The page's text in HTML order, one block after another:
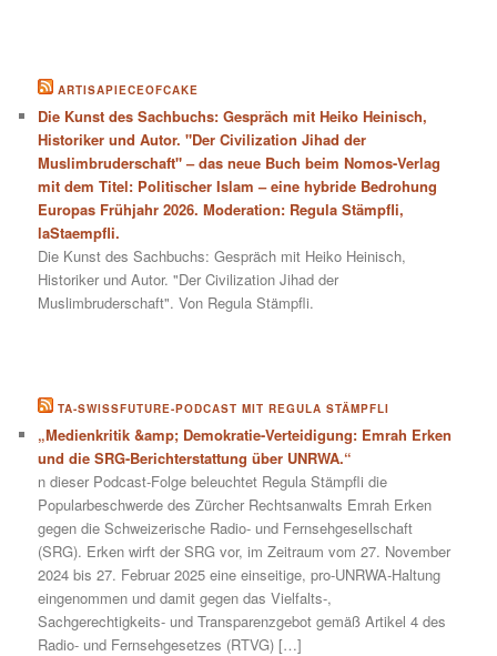
ARTISAPIECEOFCAKE
Die Kunst des Sachbuchs: Gespräch mit Heiko Heinisch,
Historiker und Autor. "Der Civilization Jihad der
Muslimbruderschaft" – das neue Buch beim Nomos-Verlag
mit dem Titel: Politischer Islam – eine hybride Bedrohung
Europas Frühjahr 2026. Moderation: Regula Stämpfli,
laStaempfli.
Die Kunst des Sachbuchs: Gespräch mit Heiko Heinisch,
Historiker und Autor. "Der Civilization Jihad der
Muslimbruderschaft". Von Regula Stämpfli.
TA-SWISSFUTURE-PODCAST MIT REGULA STÄMPFLI
„Medienkritik &amp; Demokratie-Verteidigung: Emrah Erken
und die SRG-Berichterstattung über UNRWA.“
n dieser Podcast-Folge beleuchtet Regula Stämpfli die
Popularbeschwerde des Zürcher Rechtsanwalts Emrah Erken
gegen die Schweizerische Radio- und Fernsehgesellschaft
(SRG). Erken wirft der SRG vor, im Zeitraum vom 27. November
2024 bis 27. Februar 2025 eine einseitige, pro-UNRWA-Haltung
eingenommen und damit gegen das Vielfalts-,
Sachgerechtigkeits- und Transparenzgebot gemäß Artikel 4 des
Radio- und Fernsehgesetzes (RTVG) […]